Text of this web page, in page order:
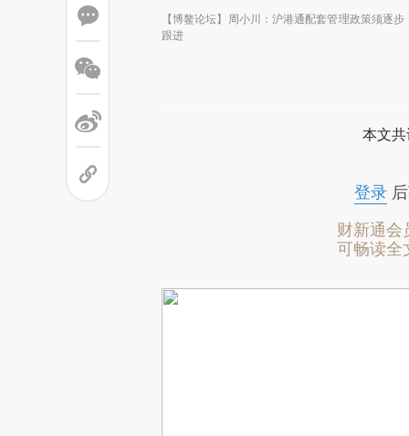
【博鳌论坛】周小川：沪港通配套管理政策须逐步
跟进
本文共
登录后
财新通会
可畅读全